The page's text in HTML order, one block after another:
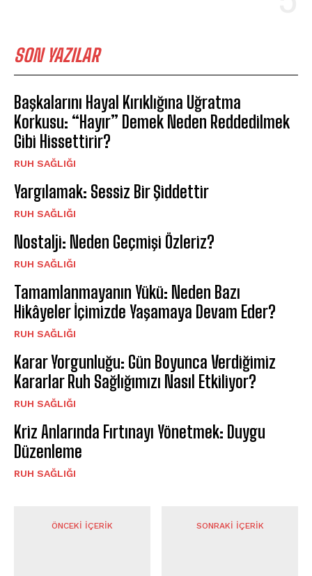
SON YAZILAR
Başkalarını Hayal Kırıklığına Uğratma
Korkusu: “Hayır” Demek Neden Reddedilmek
Gibi Hissettirir?
⁠RUH SAĞLIĞI
Yargılamak: Sessiz Bir Şiddettir
⁠RUH SAĞLIĞI
Nostalji: Neden Geçmişi Özleriz?
⁠RUH SAĞLIĞI
Tamamlanmayanın Yükü: Neden Bazı
Hikâyeler İçimizde Yaşamaya Devam Eder?
⁠RUH SAĞLIĞI
Karar Yorgunluğu: Gün Boyunca Verdiğimiz
Kararlar Ruh Sağlığımızı Nasıl Etkiliyor?
⁠RUH SAĞLIĞI
Kriz Anlarında Fırtınayı Yönetmek: Duygu
Düzenleme
⁠RUH SAĞLIĞI
ÖNCEKI İÇERIK SONRAKI İÇERIK